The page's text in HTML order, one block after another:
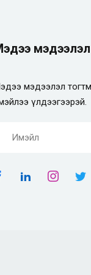
мэдээлэл
мэдээлэл
үлдээгээрэй.